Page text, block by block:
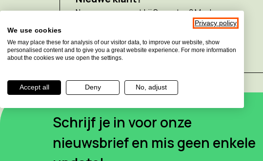
Nog geen account bij Sensotec? Maak er
Account aanmaken
Schrijf je in voor onze
nieuwsbrief en mis geen enkele
Privacy policy
We use cookies
We may place these for analysis of our visitor data, to improve our website, show
personalised content and to give you a great website experience. For more information
about the cookies we use open the settings.
Accept all Deny No, adjust